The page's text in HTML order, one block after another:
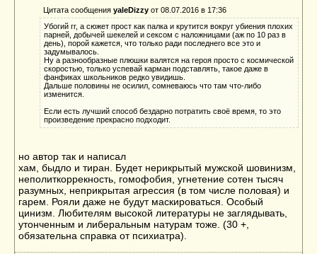
Цитата сообщения yaleDizzy от 08.07.2016 в 17:36
Убогий гг, а сюжет прост как палка и крутится вокруг убиения плохих
парней, добычей шекелей и сексом с наложницами (аж по 10 раз в
день), порой кажется, что только ради последнего все это и
задумывалось.
Ну а разнообразные плюшки валятся на героя просто с космической
скоростью, только успевай карман подставлять, такое даже в
фанфиках школьников редко увидишь.
Дальше половины не осилил, сомневаюсь что там что-либо
изменится.
Если есть лучший способ бездарно потратить своё время, то это
произведение прекрасно подходит.
но автор так и написал
хам, быдло и тиран. Будет нерикрытый мужской шовинизм,
неполиткоррекность, гомофобия, угнетение сотен тысяч
разумных, неприкрытая агрессия (в том числе половая) и
гарем. Рояли даже не будут маскироваться. Особый
цинизм. Любителям высокой литературы не заглядывать,
утонченным и либеральным натурам тоже. (30 +,
обязательна справка от психиатра).